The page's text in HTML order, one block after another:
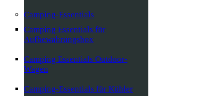
Camping-Essentials
Camping Essentials für
Aufbewahrungsbox
Camping Essentials Outdoor-
Wagen
Camping-Essentials für Kühler